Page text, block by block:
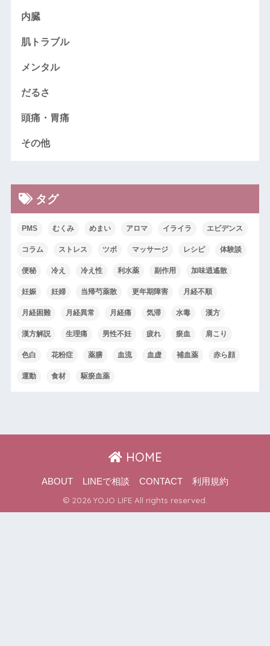
内臓
肌トラブル
メンタル
だるさ
頭痛・胃痛
その他
タグ
PMS むくみ めまい アロマ イライラ エビデンス
コラム ストレス ツボ マッサージ レシピ 体験談
便秘 冷え 冷え性 利水薬 副作用 加味逍遙散
妊娠 妊婦 当帰芍薬散 更年期障害 月経不順
月経困難 月経異常 月経痛 気滞 水毒 漢方
漢方解説 生理痛 男性不妊 疲れ 瘀血 肩こり
色白 花粉症 薬膳 血流 血虚 補血薬 赤ら顔
運動 食材 駆瘀血薬
HOME
ABOUT LINEで相談 CONTACT 利用規約
© 2026 YOJO LIFE All rights reserved.